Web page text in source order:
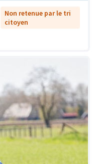
Non retenue par le tri
citoyen